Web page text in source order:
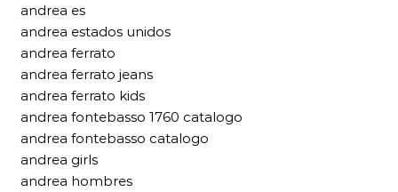
andrea es
andrea estados unidos
andrea ferrato
andrea ferrato jeans
andrea ferrato kids
andrea fontebasso 1760 catalogo
andrea fontebasso catalogo
andrea girls
andrea hombres